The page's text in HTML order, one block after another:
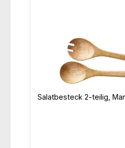
Salatbesteck 2-teilig,